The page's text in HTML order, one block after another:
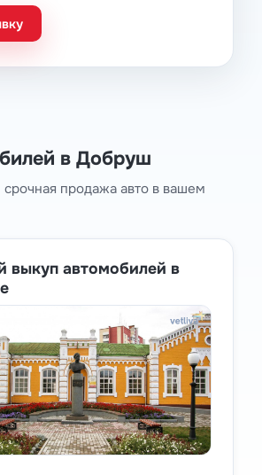
в Добруш
продажа авто в вашем
выкуп автомобилей в